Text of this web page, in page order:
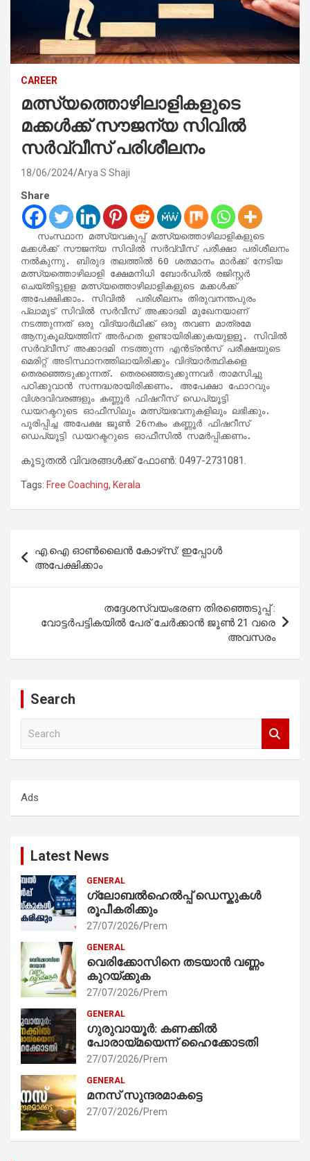
CAREER
മത്സ്യത്തൊഴിലാളികളുടെ
മക്കള്‍ക്ക് സൗജന്യ സിവില്‍
സര്‍വ്വീസ് പരിശീലനം
18/06/2024 Arya S Shaji
Share
മക്കള്‍ക്ക് സൗജന്യ സിവില്‍ സര്‍വ്വീസ് പരീക്ഷാ പരിശീലനം
നല്‍കുന്നു. ബിരുദ തലത്തില്‍ 60 ശതമാനം മാര്‍ക്ക് നേടിയ
മത്സ്യത്തൊഴിലാളി ക്ഷേമനിധി ബോര്‍ഡില്‍ രജിസ്റ്റര്‍
ചെയ്തിട്ടുളള മത്സ്യത്തൊഴിലാളികളുടെ മക്കള്‍ക്ക്
അപേക്ഷിക്കാം. സിവില്‍  പരിശീലനം തിരുവനന്തപുരം
പ്ലാമൂട് സിവില്‍ സര്‍വീസ് അക്കാദമി മുഖേനയാണ്
നടത്തുന്നത് ഒരു വിദ്യാര്‍ഥിക്ക് ഒരു തവണ മാത്രമേ
ആനുകൂല്യത്തിന് അര്‍ഹത ഉണ്ടായിരിക്കുകയുളളൂ. സിവില്‍
സര്‍വ്വീസ് അക്കാദമി നടത്തുന്ന എന്‍ട്രന്‍സ് പരീക്ഷയുടെ
മെരിറ്റ് അടിസ്ഥാനത്തിലായിരിക്കും വിദ്യാര്‍ത്ഥികളെ
തെരഞ്ഞെടുക്കുന്നത്. തെരഞ്ഞെടുക്കുന്നവര്‍ താമസിച്ചു
പഠിക്കുവാന്‍ സന്നദ്ധരായിരിക്കണം. അപേക്ഷാ ഫോറവും
വിശദവിവരങ്ങളും കണ്ണൂര്‍ ഫിഷറീസ് ഡെപ്യൂട്ടി
ഡയറക്ടറുടെ ഓഫീസിലും മത്സ്യഭവനുകളിലും ലഭിക്കും.
പൂരിപ്പിച്ച അപേക്ഷ ജൂണ്‍ 26നകം കണ്ണൂര്‍ ഫിഷറീസ്
ഡെപ്യൂട്ടി ഡയറക്ടറുടെ ഓഫീസില്‍ സമര്‍പ്പിക്കണം.
കൂടുതൽ വിവരങ്ങൾക്ക് ഫോണ്‍: 0497-2731081.
Tags: Free Coaching, Kerala
navigation
എ.ഐ ഓണ്‍ലൈന്‍ കോഴ്‌സ്: ഇപ്പോൾ
അപേക്ഷിക്കാം
തദ്ദേശസ്വയംഭരണ തിരഞ്ഞെടുപ്പ് :
വോട്ടർപട്ടികയിൽ പേര് ചേർക്കാൻ ജൂൺ 21 വരെ
അവസരം
Search
h
Ads
Latest News
GENERAL
ഗ്ലോബൽഹെൽപ്പ് ഡെസ്കുകൾ
രൂപീകരിക്കും
27/07/2026 Prem
GENERAL
വെരിക്കോസിനെ തടയാൻ വണ്ണം
കുറയ്ക്കുക
27/07/2026 Prem
GENERAL
ഗുരുവായൂർ: കണക്കിൽ
പോരായ്മയെന്ന് ഹൈക്കോടതി
27/07/2026 Prem
GENERAL
മനസ് സുന്ദരമാകട്ടെ
27/07/2026 Prem